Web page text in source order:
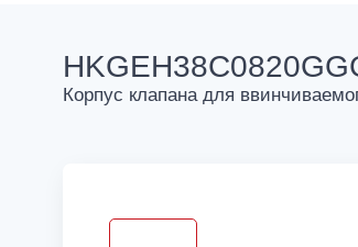
Корпус клапана для